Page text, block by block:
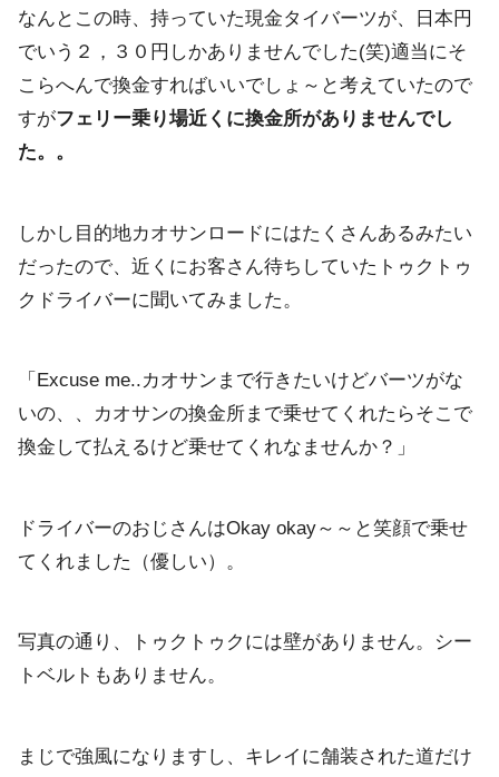
なんとこの時、持っていた現金タイバーツが、日本円
でいう２， ３０円しかありませんでした(笑)適当にそ
こらへんで換金すればいいでしょ～ と考えていたので
すがフェリー乗り場近くに換金所がありませんでし
た。。
しかし目的地カオサンロードにはたくさんあるみたい
だったので、 近くにお客さん待ちしていたトゥクトゥ
クドライバーに聞いてみま した。
「Excuse me..カオサンまで行きたいけどバーツがな
いの、、
カオサンの換金所まで乗せてくれたらそこで
換金して払えるけど乗せてくれなませんか？」
ドライバーのおじさんはOkay okay～～と笑顔で乗せ
てくれました（優しい）。
写真の通り、トゥクトゥクには壁がありません。
シー
トベルトもありません。
まじで強風になりますし、 キレイに舗装された道だけ